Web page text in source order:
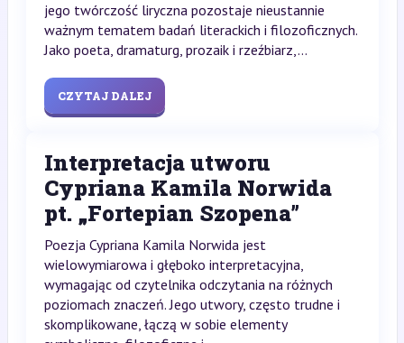
jego twórczość liryczna pozostaje nieustannie
ważnym tematem badań literackich i filozoficznych.
Jako poeta, dramaturg, prozaik i rzeźbiarz,...
CZYTAJ DALEJ
Interpretacja utworu
Cypriana Kamila Norwida
pt. „Fortepian Szopena”
Poezja Cypriana Kamila Norwida jest
wielowymiarowa i głęboko interpretacyjna,
wymagając od czytelnika odczytania na różnych
poziomach znaczeń. Jego utwory, często trudne i
skomplikowane, łączą w sobie elementy